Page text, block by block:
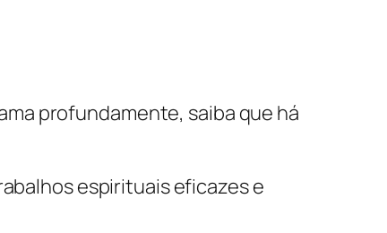
profundamente, saiba que há
espirituais eficazes e